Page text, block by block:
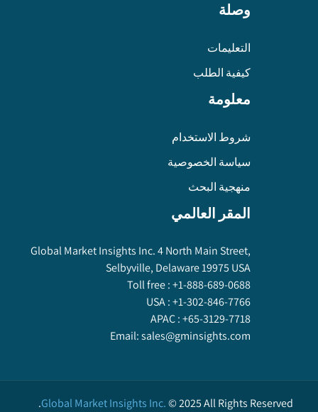
وصلة
التعليمات
كيفية الطلب
معلومة
شروط الاستخدام
سياسة الخصوصية
منهجية البحث
المقر العالمي
Global Market Insights Inc. 4 North Main Street,
Selbyville, Delaware 19975 USA
Toll free :+1-888-689-0688
USA :+1-302-846-7766
APAC :+65-3129-7718
Email:sales@gminsights.com
Global Market Insights Inc.©2025All Rights Reserved.